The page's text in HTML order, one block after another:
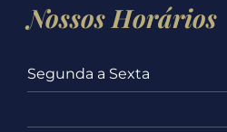
Nossos Horários
Segunda a Sexta